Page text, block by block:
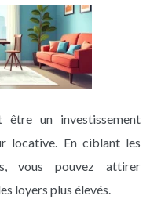
être un investissement
locative. En ciblant les
vous pouvez attirer
loyers plus élevés.